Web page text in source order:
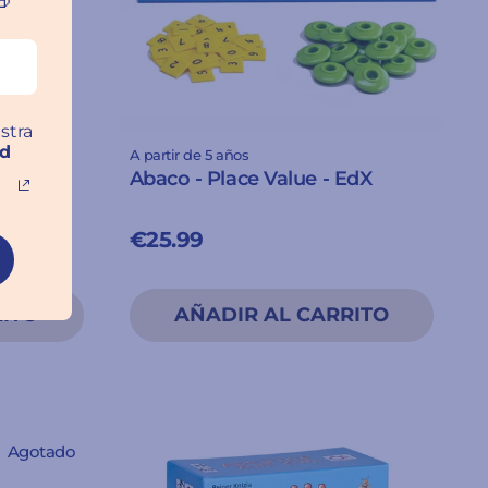
-
A partir de 5 años
Abaco - Place Value - EdX
€25.99
Agotado